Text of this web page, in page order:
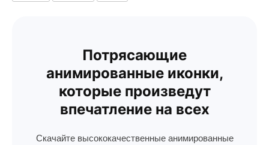
Потрясающие
анимированные иконки,
которые произведут
впечатление на всех
Скачайте высококачественные анимированные